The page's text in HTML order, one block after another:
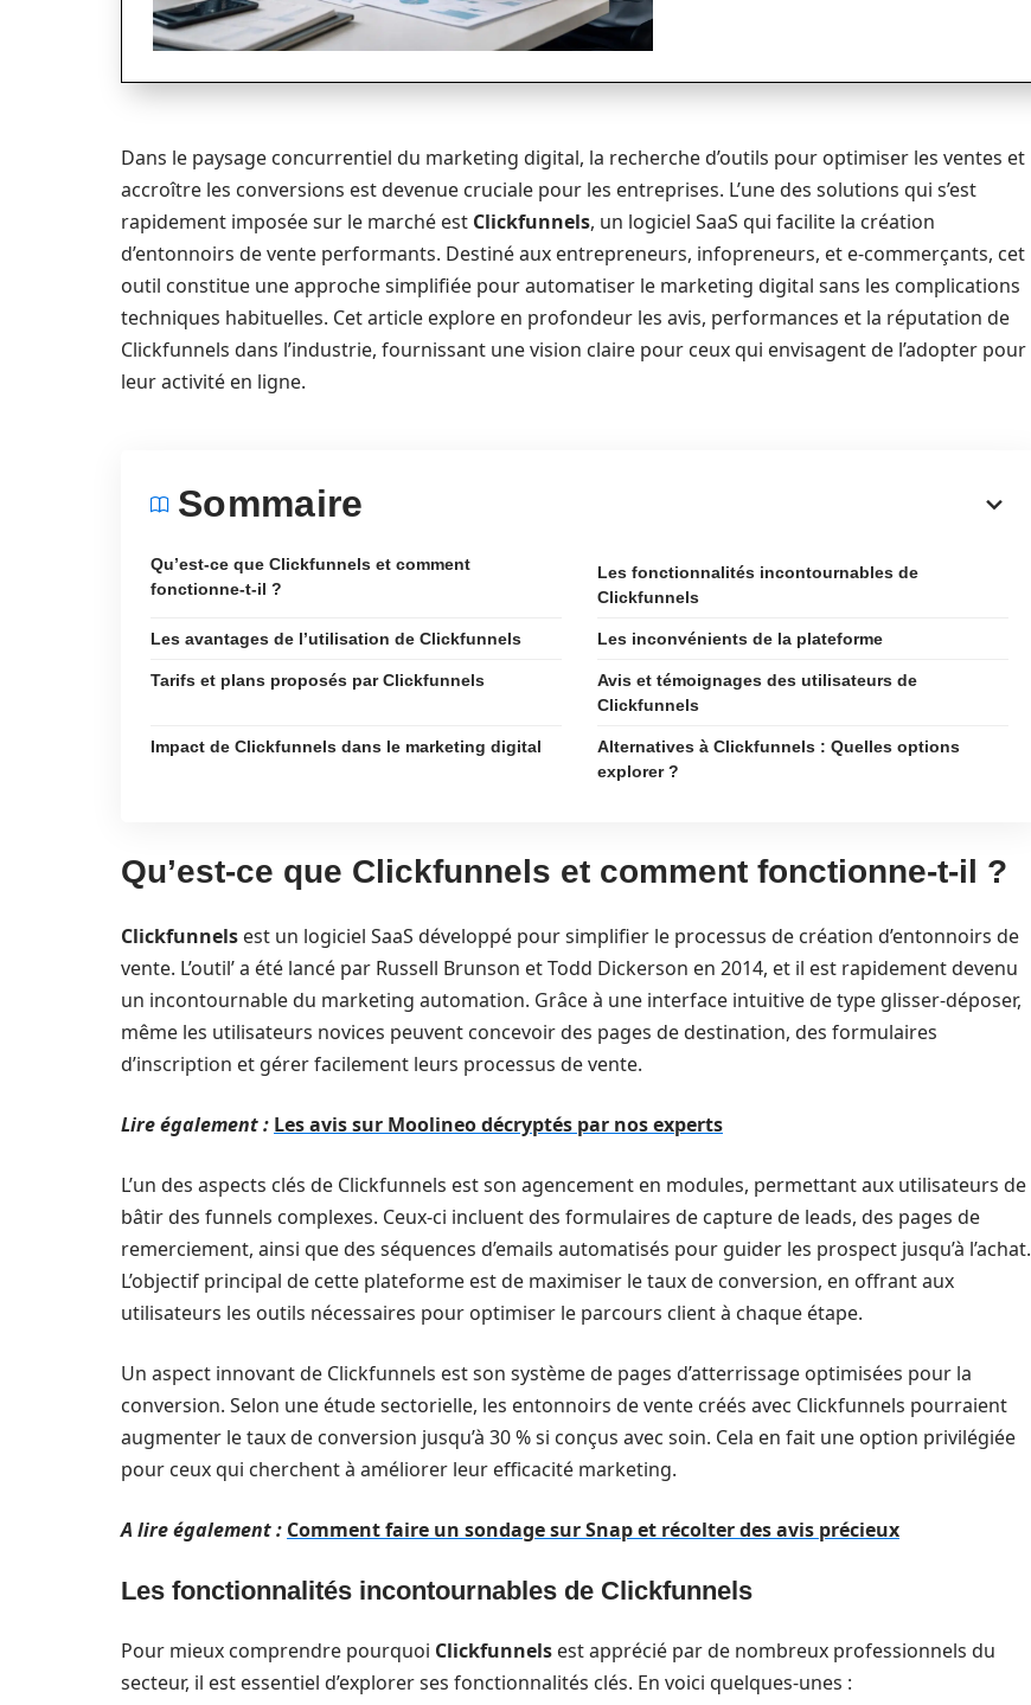
Dans le paysage concurrentiel du marketing digital, la recherche d’outils pour optimiser les ventes et
accroître les conversions est devenue cruciale pour les entreprises. L’une des solutions qui s’est
rapidement imposée sur le marché est Clickfunnels, un logiciel SaaS qui facilite la création
d’entonnoirs de vente performants. Destiné aux entrepreneurs, infopreneurs, et e-commerçants, cet
outil constitue une approche simplifiée pour automatiser le marketing digital sans les complications
techniques habituelles. Cet article explore en profondeur les avis, performances et la réputation de
Clickfunnels dans l’industrie, fournissant une vision claire pour ceux qui envisagent de l’adopter pour
leur activité en ligne.
Sommaire
Qu’est-ce que Clickfunnels et comment
fonctionne-t-il ?
Les fonctionnalités incontournables de
Clickfunnels
Les avantages de l’utilisation de Clickfunnels Les inconvénients de la plateforme
Tarifs et plans proposés par Clickfunnels
Avis et témoignages des utilisateurs de
Clickfunnels
Impact de Clickfunnels dans le marketing digital
Alternatives à Clickfunnels : Quelles options
explorer ?
Qu’est-ce que Clickfunnels et comment fonctionne-t-il ?
Clickfunnels est un logiciel SaaS développé pour simplifier le processus de création d’entonnoirs de
vente. L’outil’ a été lancé par Russell Brunson et Todd Dickerson en 2014, et il est rapidement devenu
un incontournable du marketing automation. Grâce à une interface intuitive de type glisser-déposer,
même les utilisateurs novices peuvent concevoir des pages de destination, des formulaires
d’inscription et gérer facilement leurs processus de vente.
Lire également : Les avis sur Moolineo décryptés par nos experts
L’un des aspects clés de Clickfunnels est son agencement en modules, permettant aux utilisateurs de
bâtir des funnels complexes. Ceux-ci incluent des formulaires de capture de leads, des pages de
remerciement, ainsi que des séquences d’emails automatisés pour guider les prospect jusqu’à l’achat.
L’objectif principal de cette plateforme est de maximiser le taux de conversion, en offrant aux
utilisateurs les outils nécessaires pour optimiser le parcours client à chaque étape.
Un aspect innovant de Clickfunnels est son système de pages d’atterrissage optimisées pour la
conversion. Selon une étude sectorielle, les entonnoirs de vente créés avec Clickfunnels pourraient
augmenter le taux de conversion jusqu’à 30 % si conçus avec soin. Cela en fait une option privilégiée
pour ceux qui cherchent à améliorer leur efficacité marketing.
A lire également : Comment faire un sondage sur Snap et récolter des avis précieux
Les fonctionnalités incontournables de Clickfunnels
Pour mieux comprendre pourquoi Clickfunnels est apprécié par de nombreux professionnels du
secteur, il est essentiel d’explorer ses fonctionnalités clés. En voici quelques-unes :